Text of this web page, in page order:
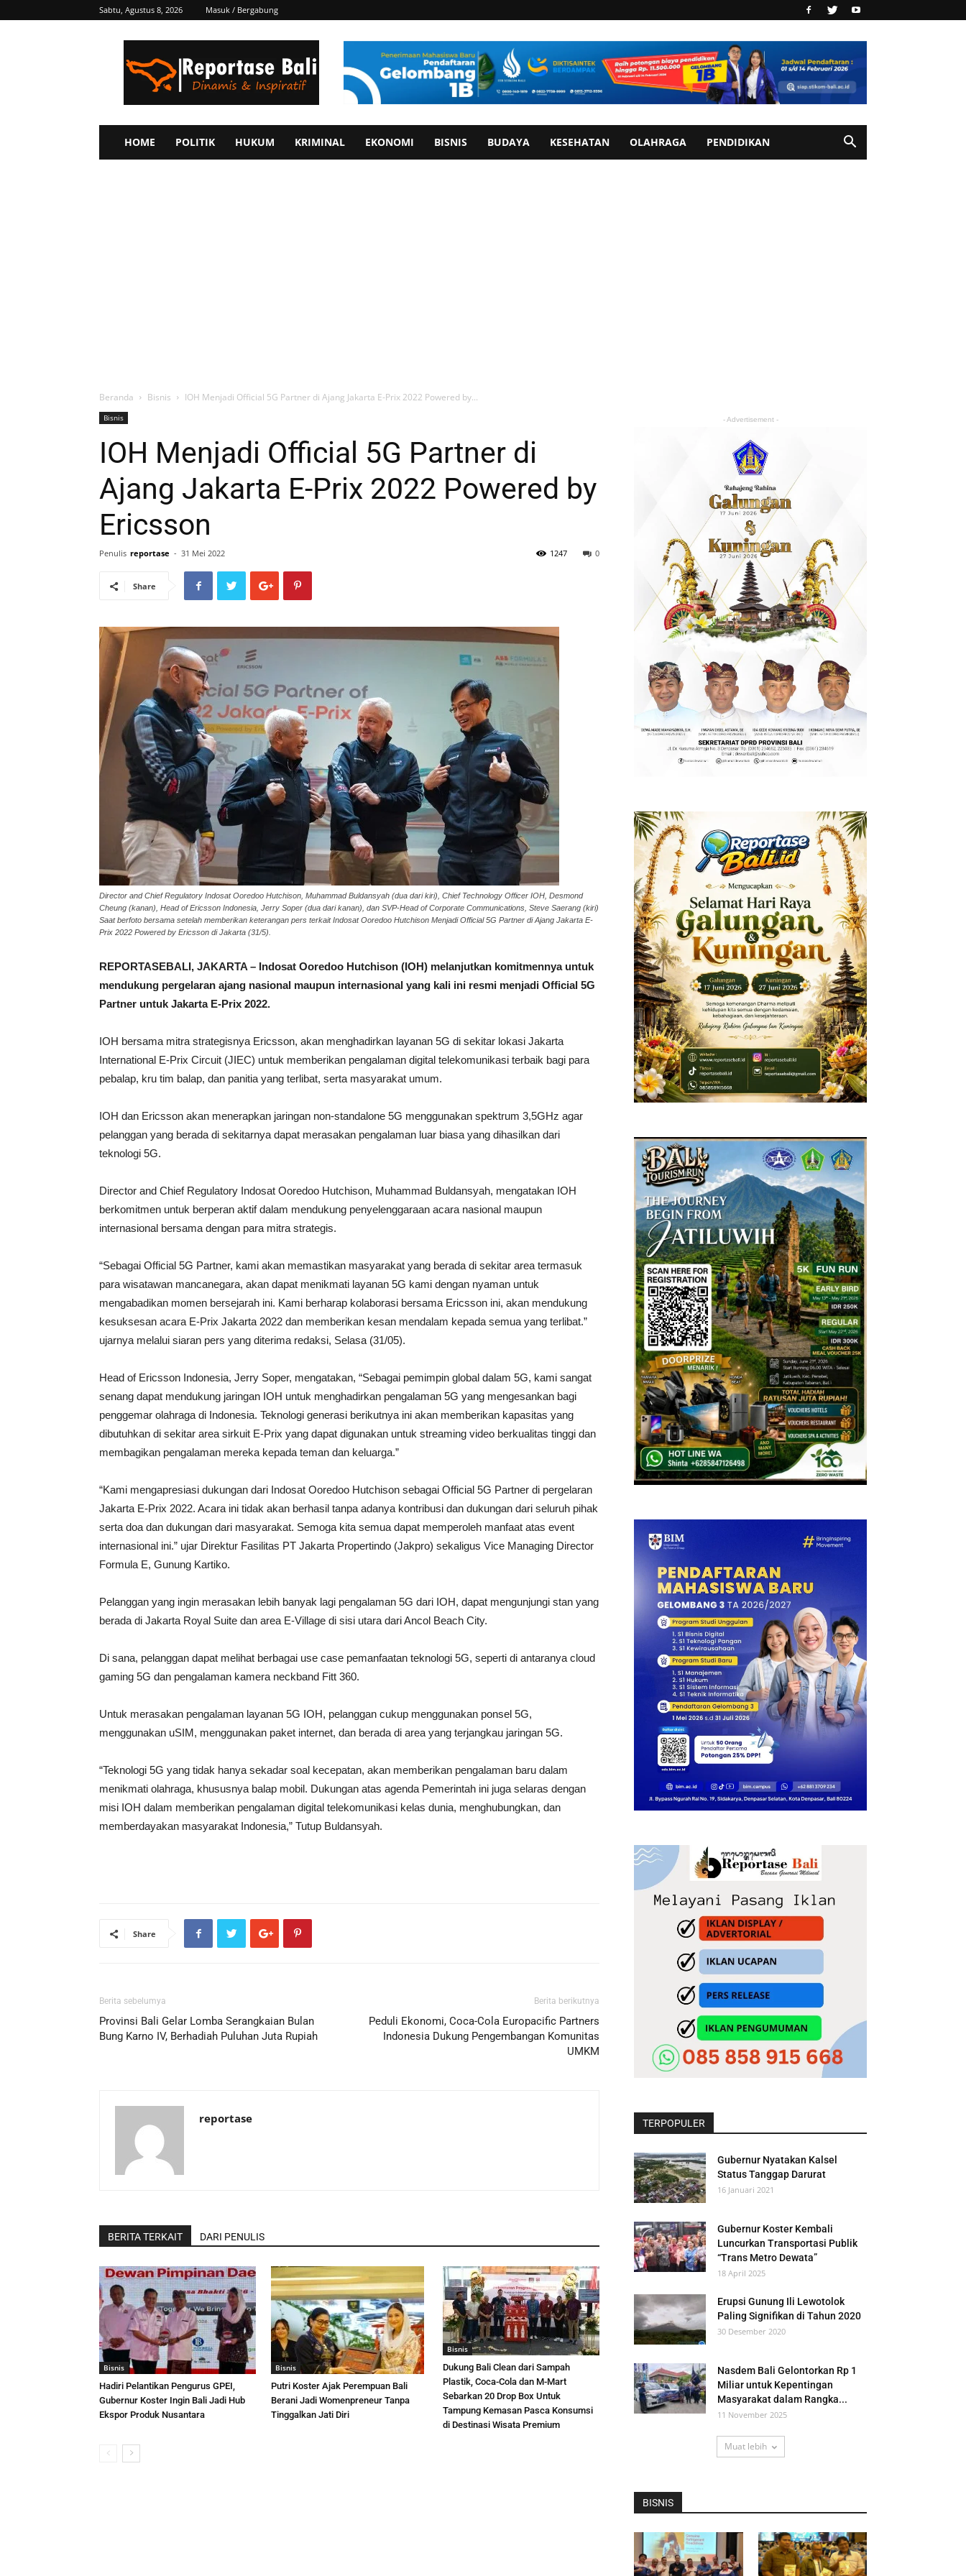
Sabtu, Agustus 8, 2026 Masuk / Bergabung
Bali
HOME POLITIK HUKUM KRIMINAL EKONOMI BISNIS BUDAYA KESEHATAN OLAHRAGA PENDIDIKAN
Beranda Bisnis IOH Menjadi Official 5G Partner di Ajang Jakarta E-Prix 2022 Powered by...
Bisnis
IOH Menjadi Official 5G Partner di
Ajang Jakarta E-Prix 2022 Powered by
Ericsson
Penulis reportase - 31 Mei 2022 0
1247
Share
Director and Chief Regulatory Indosat Ooredoo Hutchison, Muhammad Buldansyah (dua dari kiri), Chief Technology Officer IOH, Desmond
Cheung (kanan), Head of Ericsson Indonesia, Jerry Soper (dua dari kanan), dan SVP-Head of Corporate Communications, Steve Saerang (kiri)
Saat berfoto bersama setelah memberikan keterangan pers terkait Indosat Ooredoo Hutchison Menjadi Official 5G Partner di Ajang Jakarta E-
Prix 2022 Powered by Ericsson di Jakarta (31/5).
REPORTASEBALI, JAKARTA – Indosat Ooredoo Hutchison (IOH) melanjutkan komitmennya untuk
mendukung pergelaran ajang nasional maupun internasional yang kali ini resmi menjadi Official 5G
Partner untuk Jakarta E-Prix 2022.
IOH bersama mitra strategisnya Ericsson, akan menghadirkan layanan 5G di sekitar lokasi Jakarta
International E-Prix Circuit (JIEC) untuk memberikan pengalaman digital telekomunikasi terbaik bagi para
pebalap, kru tim balap, dan panitia yang terlibat, serta masyarakat umum.
IOH dan Ericsson akan menerapkan jaringan non-standalone 5G menggunakan spektrum 3,5GHz agar
pelanggan yang berada di sekitarnya dapat merasakan pengalaman luar biasa yang dihasilkan dari
teknologi 5G.
Director and Chief Regulatory Indosat Ooredoo Hutchison, Muhammad Buldansyah, mengatakan IOH
berkomitmen untuk berperan aktif dalam mendukung penyelenggaraan acara nasional maupun
internasional bersama dengan para mitra strategis.
“Sebagai Official 5G Partner, kami akan memastikan masyarakat yang berada di sekitar area termasuk
para wisatawan mancanegara, akan dapat menikmati layanan 5G kami dengan nyaman untuk
mengabadikan momen bersejarah ini. Kami berharap kolaborasi bersama Ericsson ini, akan mendukung
kesuksesan acara E-Prix Jakarta 2022 dan memberikan kesan mendalam kepada semua yang terlibat.”
ujarnya melalui siaran pers yang diterima redaksi, Selasa (31/05).
Head of Ericsson Indonesia, Jerry Soper, mengatakan, “Sebagai pemimpin global dalam 5G, kami sangat
senang dapat mendukung jaringan IOH untuk menghadirkan pengalaman 5G yang mengesankan bagi
penggemar olahraga di Indonesia. Teknologi generasi berikutnya ini akan memberikan kapasitas yang
dibutuhkan di sekitar area sirkuit E-Prix yang dapat digunakan untuk streaming video berkualitas tinggi dan
membagikan pengalaman mereka kepada teman dan keluarga.”
“Kami mengapresiasi dukungan dari Indosat Ooredoo Hutchison sebagai Official 5G Partner di pergelaran
Jakarta E-Prix 2022. Acara ini tidak akan berhasil tanpa adanya kontribusi dan dukungan dari seluruh pihak
serta doa dan dukungan dari masyarakat. Semoga kita semua dapat memperoleh manfaat atas event
internasional ini.” ujar Direktur Fasilitas PT Jakarta Propertindo (Jakpro) sekaligus Vice Managing Director
Formula E, Gunung Kartiko.
Pelanggan yang ingin merasakan lebih banyak lagi pengalaman 5G dari IOH, dapat mengunjungi stan yang
berada di Jakarta Royal Suite dan area E-Village di sisi utara dari Ancol Beach City.
Di sana, pelanggan dapat melihat berbagai use case pemanfaatan teknologi 5G, seperti di antaranya cloud
gaming 5G dan pengalaman kamera neckband Fitt 360.
Untuk merasakan pengalaman layanan 5G IOH, pelanggan cukup menggunakan ponsel 5G,
menggunakan uSIM, menggunakan paket internet, dan berada di area yang terjangkau jaringan 5G.
“Teknologi 5G yang tidak hanya sekadar soal kecepatan, akan memberikan pengalaman baru dalam
menikmati olahraga, khususnya balap mobil. Dukungan atas agenda Pemerintah ini juga selaras dengan
misi IOH dalam memberikan pengalaman digital telekomunikasi kelas dunia, menghubungkan, dan
memberdayakan masyarakat Indonesia,” Tutup Buldansyah.
Share
Berita sebelumya
Provinsi Bali Gelar Lomba Serangkaian Bulan
Bung Karno IV, Berhadiah Puluhan Juta Rupiah
Berita berikutnya
Peduli Ekonomi, Coca-Cola Europacific Partners
Indonesia Dukung Pengembangan Komunitas
UMKM
reportase
BERITA TERKAIT DARI PENULIS
Bisnis
Hadiri Pelantikan Pengurus GPEI,
Gubernur Koster Ingin Bali Jadi Hub
Ekspor Produk Nusantara
Bisnis
Putri Koster Ajak Perempuan Bali
Berani Jadi Womenpreneur Tanpa
Tinggalkan Jati Diri
Bisnis
Dukung Bali Clean dari Sampah
Plastik, Coca-Cola dan M-Mart
Sebarkan 20 Drop Box Untuk
Tampung Kemasan Pasca Konsumsi
di Destinasi Wisata Premium
- Advertisement -
TERPOPULER
Gubernur Nyatakan Kalsel
Status Tanggap Darurat
16 Januari 2021
Gubernur Koster Kembali
Luncurkan Transportasi Publik
“Trans Metro Dewata”
18 April 2025
Erupsi Gunung Ili Lewotolok
Paling Signifikan di Tahun 2020
30 Desember 2020
Nasdem Bali Gelontorkan Rp 1
Miliar untuk Kepentingan
Masyarakat dalam Rangka...
11 November 2025
Muat lebih
BISNIS